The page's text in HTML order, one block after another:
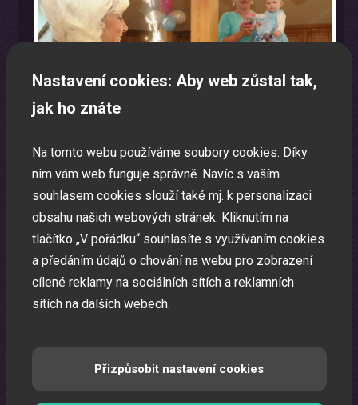
Laser show
Pomocí laserů Vám vytvoříme exkluzivní laser show.
Nastavení cookies: Aby web zůstal tak,
jak ho znáte
Na tomto webu používáme soubory cookies. Díky
nim vám web funguje správně. Navíc s vaším
souhlasem cookies slouží také mj. k personalizaci
obsahu našich webových stránek. Kliknutím na
tlačítko „V pořádku“ souhlasíte s využívaním cookies
a předáním údajů o chování na webu pro zobrazení
cílené reklamy na sociálních sítích a reklamních
sítích na dalších webech.
Přizpůsobit nastavení cookies